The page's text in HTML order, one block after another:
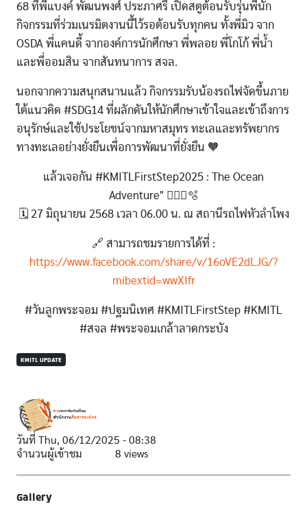
68 ที่พี่แบงค์ พัฒนพงศ์ ประภาศรี เปิดสตูต้อนรับรุ่นพี่นัก
กิจกรรมที่ร่วมเนรมิตงานนี้ไว้รอต้อนรับทุกคน ทั้งพี่มิว จาก
OSDA พี่แคนดี้ จากองค์การนักศึกษา พี่พลอย พี่โกโก้ พี่น้ำ
และพี่ออมสิน จากสันทนาการ สจล.
นอกจากความสนุกสนานแล้ว กิจกรรมรับน้องรถไฟจัดขึ้นภาย
ใต้แนวคิด #SDG14 ที่ผลักดันให้นักศึกษาเข้าใจและเข้าถึงการ
อนุรักษ์และใช้ประโยชน์จากมหาสมุทร ทะเลและทรัพยากร
ทางทะเลอย่างยั่งยืนเพื่อการพัฒนาที่ยั่งยืน 🧡
แล้วเจอกัน #KMITLFirstStep2025 : The Ocean
Adventure" 🧜🏻‍♀️🫧
🗓️ 27 มิถุนายน 2568 เวลา 06.00 น. ณ สถานีรถไฟหัวลำโพง
🔗 สามารถชมรายการได้ที่ :
https://www.facebook.com/share/v/16oVE2dLJG/?
mibextid=wwXIfr
#วันลูกพระจอม #ปฐมนิเทศ #KMITLFirstStep #KMITL
#สจล #พระจอมเกล้าลาดกระบัง
KMITL UPDATE
วันที่ Thu, 06/12/2025 - 08:38
จำนวนผู้เข้าชม
8 views
Gallery